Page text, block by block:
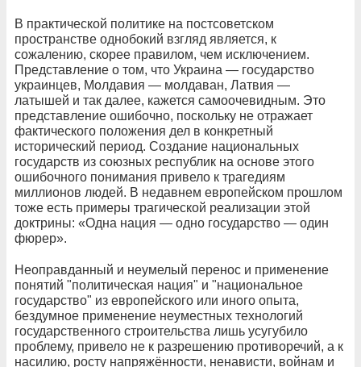
В практической политике на постсоветском
пространстве однобокий взгляд является, к
сожалению, скорее правилом, чем исключением.
Представление о том, что Украина — государство
украинцев, Молдавия — молдаван, Латвия —
латышей и так далее, кажется самоочевидным. Это
представление ошибочно, поскольку не отражает
фактического положения дел в конкретный
исторический период. Создание национальных
государств из союзных республик на основе этого
ошибочного понимания привело к трагедиям
миллионов людей. В недавнем европейском прошлом
тоже есть примеры трагической реализации этой
доктрины: «Одна нация — одно государство — один
фюрер».
Неоправданный и неумелый перенос и применение
понятий "политическая нация" и "национальное
государство" из европейского или иного опыта,
бездумное применение неуместных технологий
государственного строительства лишь усугубило
проблему, привело не к разрешению противоречий, а к
насилию, росту напряжённости, ненависти, войнам и